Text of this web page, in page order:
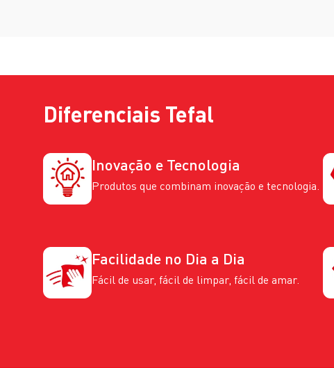
Diferenciais Tefal
Inovação e Tecnologia
Produtos que combinam inovação e tecnologia.
Facilidade no Dia a Dia
Fácil de usar, fácil de limpar, fácil de amar.